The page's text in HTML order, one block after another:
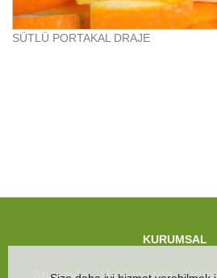
SÜTLÜ PORTAKAL DRAJE
KURUMSAL
Anasayfa Hakkımızda